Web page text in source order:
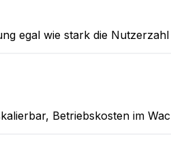
egal wie stark die
Betriebskosten im